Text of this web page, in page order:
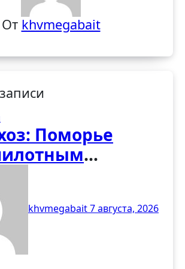
От khvmegabait
Поморье
храмов
khvmegabait7 августа, 2026